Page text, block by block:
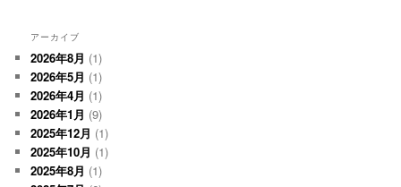
アーカイブ
2026年8月 (1)
2026年5月 (1)
2026年4月 (1)
2026年1月 (9)
2025年12月 (1)
2025年10月 (1)
2025年8月 (1)